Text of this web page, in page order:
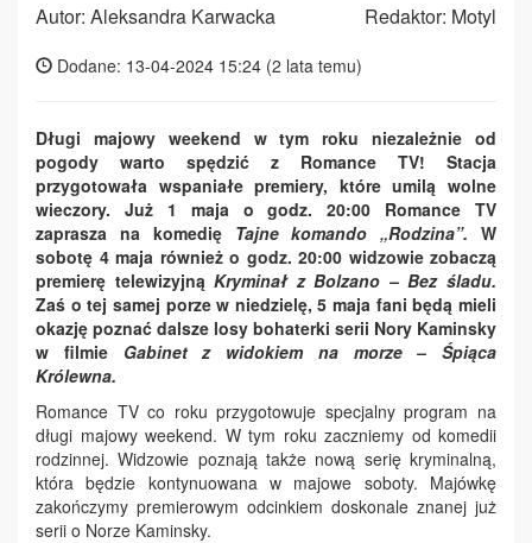
Autor: Aleksandra Karwacka Redaktor: Motyl
Dodane: 13-04-2024 15:24 (2 lata temu)
Długi majowy weekend w tym roku niezależnie od
pogody warto spędzić z Romance TV! Stacja
przygotowała wspaniałe premiery, które umilą wolne
wieczory. Już 1 maja o godz. 20:00 Romance TV
zaprasza na komedię Tajne komando „Rodzina”. W
sobotę 4 maja również o godz. 20:00 widzowie zobaczą
premierę telewizyjnąKryminał z Bolzano – Bez śladu.
Zaś o tej samej porze w niedzielę, 5 maja fani będą mieli
okazję poznać dalsze losy bohaterki serii Nory Kaminsky
w filmie Gabinet z widokiem na morze – Śpiąca
Królewna.
Romance TV co roku przygotowuje specjalny program na
długi majowy weekend. W tym roku zaczniemy od komedii
rodzinnej. Widzowie poznają także nową serię kryminalną,
która będzie kontynuowana w majowe soboty. Majówkę
zakończymy premierowym odcinkiem doskonale znanej już
serii o Norze Kaminsky.